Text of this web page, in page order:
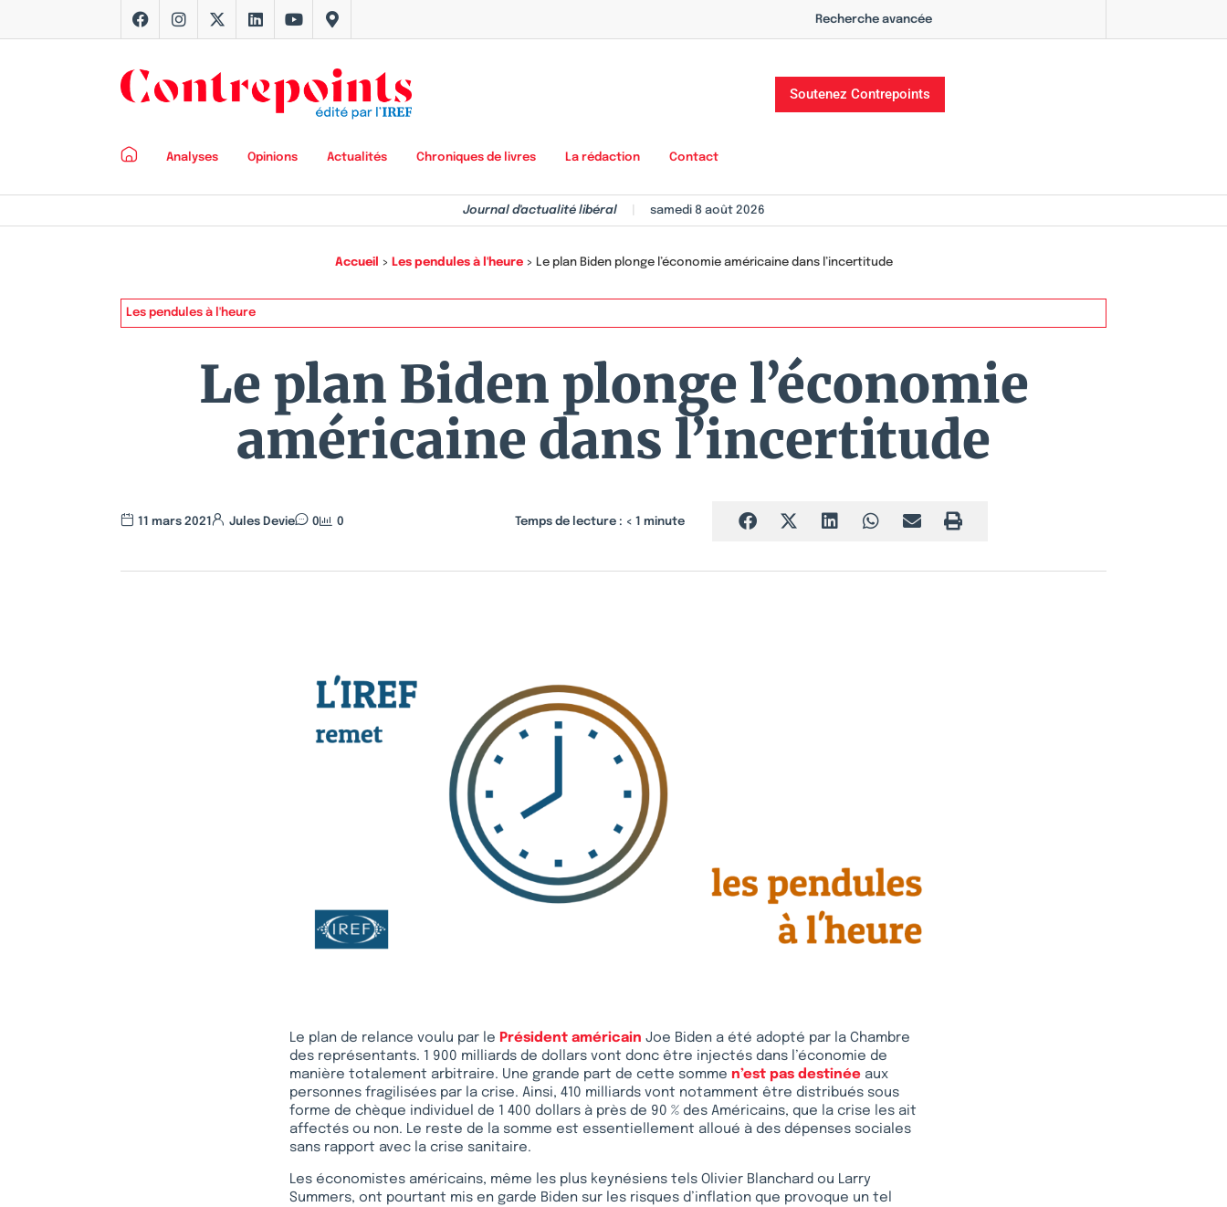
Recherche avancée
Soutenez Contrepoints
Analyses Opinions Actualités Chroniques de livres La rédaction Contact
Journal d'actualité libéral samedi 8 août 2026
Accueil > Les pendules à l'heure> Le plan Biden plonge l’économie américaine dans l’incertitude
Les pendules à l'heure
Le plan Biden plonge l’économie
américaine dans l’incertitude
11 mars 2021 Jules Devie 0 0 Temps de lecture : < 1 minute
Le plan de relance voulu par le Président américain Joe Biden a été adopté par la Chambre
des représentants. 1 900 milliards de dollars vont donc être injectés dans l’économie de
manière totalement arbitraire. Une grande part de cette somme n’est pas destinée aux
personnes fragilisées par la crise. Ainsi, 410 milliards vont notamment être distribués sous
forme de chèque individuel de 1 400 dollars à près de 90 % des Américains, que la crise les ait
affectés ou non. Le reste de la somme est essentiellement alloué à des dépenses sociales
sans rapport avec la crise sanitaire.
Les économistes américains, même les plus keynésiens tels Olivier Blanchard ou Larry
Summers, ont pourtant mis en garde Biden sur les risques d’inflation que provoque un tel